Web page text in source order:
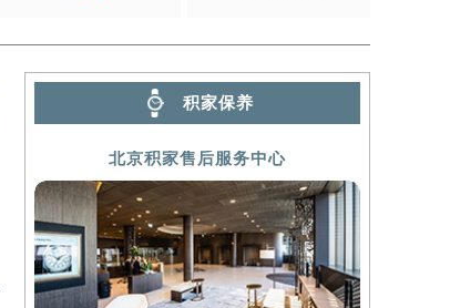
积家保养
北京积家售后服务中心